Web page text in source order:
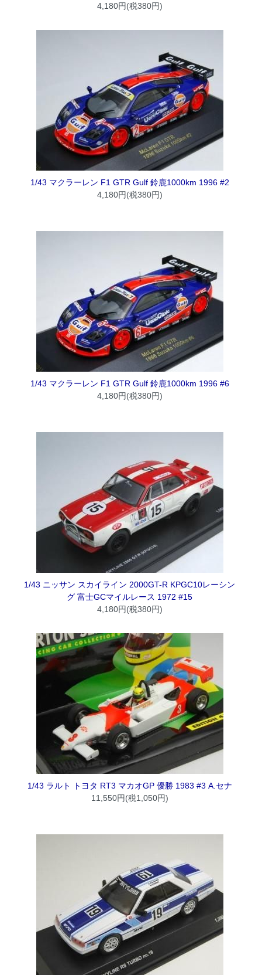
4,180円(税380円)
1/43 マクラーレン F1 GTR Gulf 鈴鹿1000km 1996 #2
4,180円(税380円)
1/43 マクラーレン F1 GTR Gulf 鈴鹿1000km 1996 #6
4,180円(税380円)
1/43 ニッサン スカイライン 2000GT-R KPGC10レーシン
グ 富士GCマイルレース 1972 #15
4,180円(税380円)
1/43 ラルト トヨタ RT3 マカオGP 優勝 1983 #3 A.セナ
11,550円(税1,050円)